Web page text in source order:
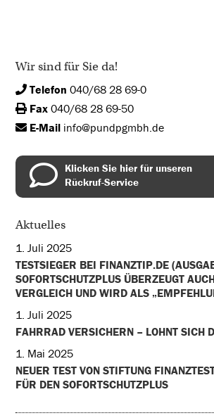
Wir sind für Sie da!
Telefon 040/68 28 69-0
Fax 040/68 28 69-50
E-Mail info@pundpgmbh.de
Klicken Sie hier für unseren
Rückruf-Service
Aktuelles
1. Juli 2025
TESTSIEGER BEI FINANZTIP.DE
SOFORTSCHUTZPLUS ÜBERZEUGT
VERGLEICH UND WIRD ALS
1. Juli 2025
FAHRRAD VERSICHERN – LOHNT SICH
1. Mai 2025
NEUER TEST VON STIFTUNG
FÜR DEN SOFORTSCHUTZPLUS